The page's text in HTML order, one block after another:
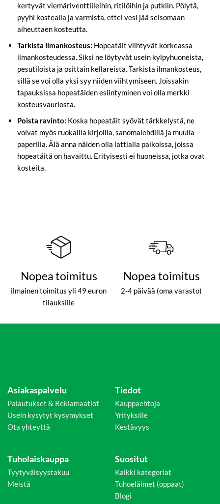
kertyvät viemäriventtiileihin, ritilöihin ja putkiin. Pölytä,
pyyhi kostealla ja varmista, ettei vesi jää seisomaan
aiheuttaen kosteutta.
Tarkista ilmankosteus: Hopeatäit viihtyvät korkeassa
ilmankosteudessa. Siksi ne löytyvät usein kylpyhuoneista,
pesutiloista ja osittain kellareista. Tarkista ilmankosteus,
sillä se voi olla yksi syy niiden viihtymiseen. Joissakin
tapauksissa hopeatäiden esiintyminen voi olla merkki
kosteusvauriosta.
Poista ravinto: Koska hopeatäit syövät tärkkelystä, ne
voivat myös ruokailla kirjoilla, sanomalehdillä ja muulla
paperilla. Älä anna näiden olla lattialla paikoissa, joissa
hopeatäitä on havaittu. Erityisesti ei huoneissa, jotka ovat
kosteita.
Nopea toimitus
ilmainen toimitus yli 49 euron
tilauksille
Nopea toimitus
2-4 päivää (oma varasto)
Asiakaspalvelu
Palautukset & Reklamaatiot
Usein kysytyt kysymykset
Ota yhteyttä
Tiedot
Kauppaehtoja
Yrityksille
Kestävyys
Tuholaiskauppa
Tyytyväisyystakuu
Meistä
Suositut
Kaikki kategoriat
Tuhoeläimet (oppaat)
Blogi